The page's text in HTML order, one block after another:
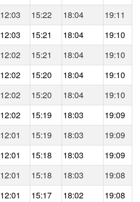
12:03 15:22 18:04
19:11
12:03 15:21 18:04
19:10
12:02 15:21 18:04
19:10
12:02 15:20 18:04
19:10
12:02 15:20 18:04
19:10
12:02 15:19 18:03
19:09
12:01 15:19 18:03
19:09
12:01 15:18 18:03
19:09
12:01 15:18 18:03
19:08
12:01 15:17 18:02
19:08